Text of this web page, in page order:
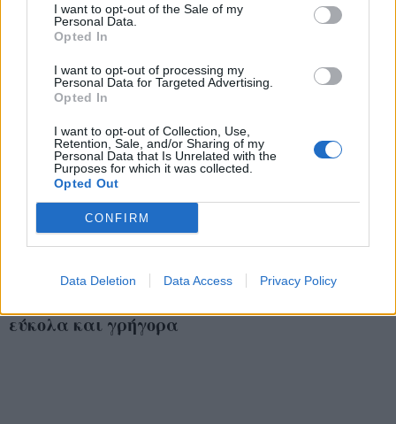
I want to opt-out of the Sale of my
Personal Data.
Opted In
I want to opt-out of processing my
Personal Data for Targeted Advertising.
Opted In
I want to opt-out of Collection, Use,
Retention, Sale, and/or Sharing of my
Personal Data that Is Unrelated with the
Purposes for which it was collected.
Opted Out
CONFIRM
Data Deletion Data Access Privacy Policy
ποδόλουτρο με γάλα
Πώς να απαλλαγείτε
εύκολα και γρήγορα